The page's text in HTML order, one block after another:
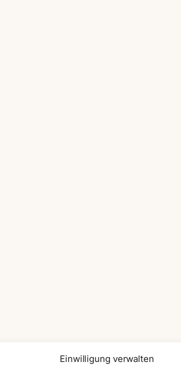
Einwilligung verwalten